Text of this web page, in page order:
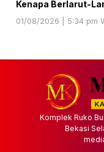
Kenapa Berlarut-
01/08/2026 | 5:34 pm
Komplek Ruko
Bekasi